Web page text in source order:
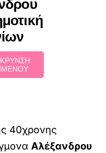
40χρονης
Αλέξανδρου